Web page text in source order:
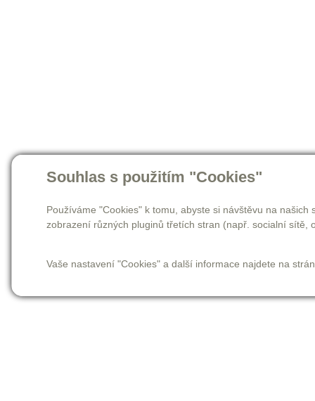
Souhlas s použitím "Cookies"
Používáme "Cookies" k tomu, abyste si návštěvu na
zobrazení různých pluginů třetích stran (např. socialní sítě,
Vaše nastavení "Cookies" a další informace najdete na